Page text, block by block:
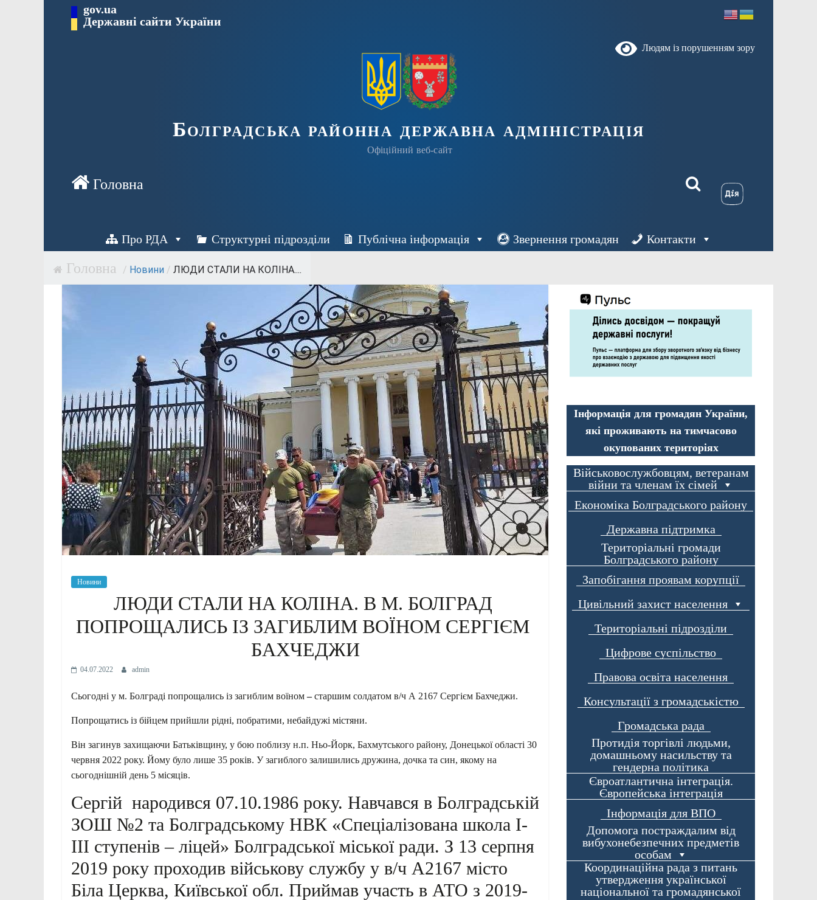
Перейти gov.ua
Державні сайти України
Людям із порушенням зору
Болградська районна державна адміністрація
Офіційний веб-сайт
Про РДА Структурні підрозділи Публічна інформація Звернення громадян Контакти
/ Новини / ЛЮДИ СТАЛИ НА КОЛІНА....
Новини
ЛЮДИ СТАЛИ НА КОЛІНА. В М. БОЛГРАД
ПОПРОЩАЛИСЬ ІЗ ЗАГИБЛИМ ВОЇНОМ СЕРГІЄМ
БАХЧЕДЖИ
04.07.2022 admin
Сьогодні у м. Болграді попрощались із загиблим воїном–старшим солдатом в/ч А 2167 Сергієм Бахчеджи.
Попрощатись із бійцем прийшли рідні, побратими, небайдужі містяни.
Він загинув захищаючи Батьківщину, у бою поблизу н.п. Ньо-Йорк, Бахмутського району, Донецької області 30
червня 2022 року. Йому було лише 35 років. У загиблого залишились дружина, дочка та син, якому на
сьогоднішній день 5 місяців.
Сергій народився 07.10.1986 року. Навчався в Болградській
ЗОШ №2 та Болградському НВК «Спеціалізована школа І-
ІІІ ступенів – ліцей» Болградської міської ради. З 13 серпня
2019 року проходив військову службу у в/ч А2167 місто
Біла Церква, Київської обл. Приймав участь в АТО з 2019-
Інформація для громадян України,
які проживають на тимчасово
окупованих територіях
Військовослужбовцям, ветеранам
війни та членам їх сімей
Економіка Болградського району
Державна підтримка
Територіальні громади
Болградського району
Запобігання проявам корупції
Цивільний захист населення
Територіальні підрозділи
Цифрове суспільство
Правова освіта населення
Консультації з громадськістю
Громадська рада
Протидія торгівлі людьми,
домашньому насильству та
гендерна політика
Євроатлантична інтеграція.
Європейська інтеграція
Інформація для ВПО
Допомога постраждалим від
вибухонебезпечних предметів
особам
Координаційна рада з питань
утвердження української
національної та громадянської